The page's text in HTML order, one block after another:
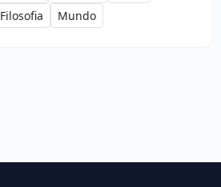
Filosofia Mundo